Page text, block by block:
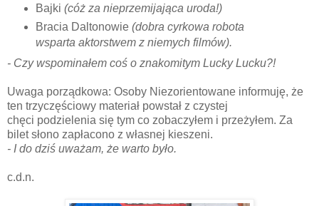
Bajki (cóż za nieprzemijająca uroda!)
Bracia Daltonowie (dobra cyrkowa robota
wsparta aktorstwem z niemych filmów).
- Czy wspominałem coś o znakomitym Lucky Lucku?!
Uwaga porządkowa: Osoby Niezorientowane informuję, że
ten trzyczęściowy materiał powstał z czystej
chęci podzielenia się tym co zobaczyłem i przeżyłem. Za
bilet słono zapłacono z własnej kieszeni.
- I do dziś uważam, że warto było.
c.d.n.